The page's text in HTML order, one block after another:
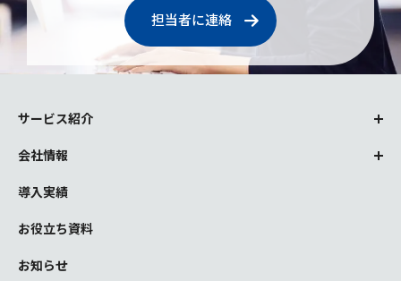
担当者に連絡
サービス紹介
会社情報
導入実績
お役立ち資料
お知らせ